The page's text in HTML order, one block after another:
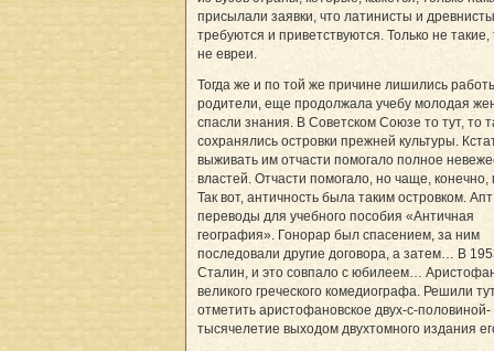
присылали заявки, что латинисты и древнисты
требуются и приветствуются. Только не такие,
не евреи.
Тогда же и по той же причине лишились
родители, еще продолжала учебу молодая
спасли знания. В Советском Союзе то тут, то
сохранялись островки прежней культуры.
выживать им отчасти помогало полное
властей. Отчасти помогало, но чаще, конечно,
Так вот, античность была таким островком.
переводы для учебного пособия «Античная
география». Гонорар был спасением, за ним
последовали другие договора, а затем… В
Сталин, и это совпало с юбилеем…
великого греческого комедиографа. Решили
отметить аристофановское двух-с-половиной-
тысячелетие выходом двухтомного издания